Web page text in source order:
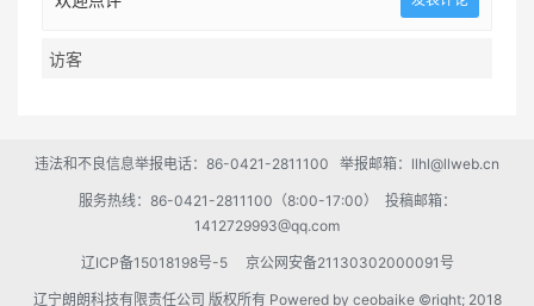
违法和不良信息举报电话：86-0421-2811100 举报邮箱：llhl@llweb.cn
服务热线：86-0421-2811100（8:00-17:00） 投稿邮箱：
1412729993@qq.com
辽ICP备15018198号-5 京公网安备21130302000091号
辽宁朗朗科技有限责任公司 版权所有 Powered by ceobaike©right; 2018